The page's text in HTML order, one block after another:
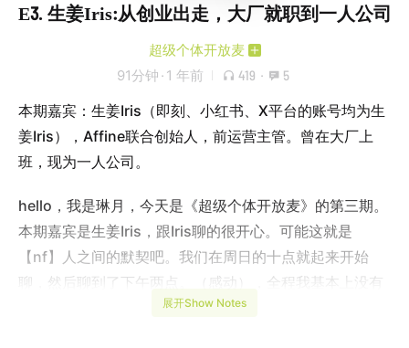
E3. 生姜Iris:从创业出走，大厂就职到一人公司
超级个体开放麦
91分钟 · 1 年前 419 · 5
本期嘉宾：生姜Iris（即刻、小红书、X平台的账号均为生
姜Iris），Affine联合创始人，前运营主管。曾在大厂上
班，现为一人公司。
hello，我是琳月，今天是《超级个体开放麦》的第三期。
本期嘉宾是生姜Iris，跟Iris聊的很开心。可能这就是
【nf】人之间的默契吧。我们在周日的十点就起来开始
聊，然后聊到了下午两点。（感动），全程我基本上没有
大纲，完全是沉浸在聊天的过程中，4个小时的访谈一共
展开Show Notes